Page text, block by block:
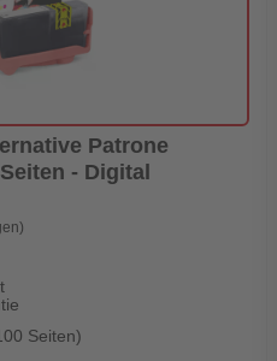
Patrone
- Digital
Seiten)